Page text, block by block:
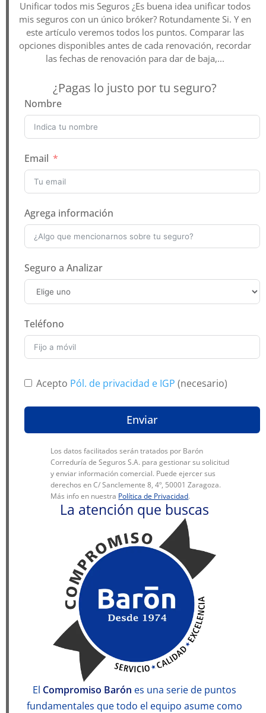
Unificar todos mis Seguros ¿Es buena idea unificar todos
mis seguros con un único bróker? Rotundamente Si. Y en
este artículo veremos todos los puntos. Comparar las
opciones disponibles antes de cada renovación, recordar
las fechas de renovación para dar de baja,...
¿Pagas lo justo por tu seguro?
Nombre
Email
Agrega información
Seguro a Analizar
Teléfono
Acepto Pól. de privacidad e IGP (necesario)
Enviar
Los datos facilitados serán tratados por Barón
Correduría de Seguros S.A. para gestionar su solicitud
y enviar información comercial. Puede ejercer sus
derechos en C/ Sanclemente 8, 4º, 50001 Zaragoza.
Más info en nuestra Política de Privacidad.
La atención que buscas
El Compromiso Barón es una serie de puntos
fundamentales que todo el equipo asume como